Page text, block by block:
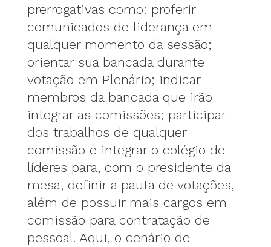
prerrogativas como: proferir
comunicados de liderança em
qualquer momento da sessão;
orientar sua bancada durante
votação em Plenário; indicar
membros da bancada que irão
integrar as comissões; participar
dos trabalhos de qualquer
comissão e integrar o colégio de
líderes para, com o presidente da
mesa, definir a pauta de votações,
além de possuir mais cargos em
comissão para contratação de
pessoal. Aqui, o cenário de